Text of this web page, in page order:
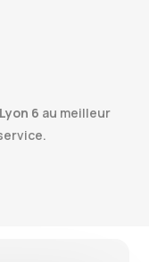
6 au meilleur